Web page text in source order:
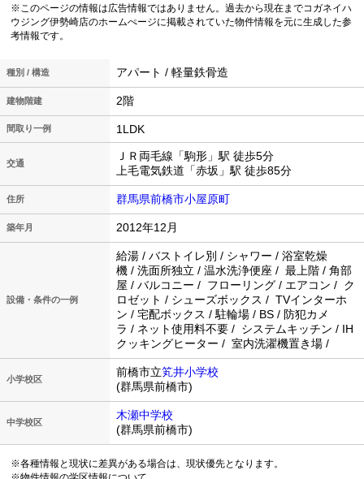
※このページの情報は広告情報ではありません。過去から現在までコガネイハ
ウジング伊勢崎店のホームぺージに掲載されていた物件情報を元に生成した参
考情報です。
種別 / 構造 アパート / 軽量鉄骨造
建物階建 2階
間取り一例 1LDK
交通
ＪＲ両毛線「駒形」駅 徒歩5分
上毛電気鉄道「赤坂」駅 徒歩85分
住所 群馬県前橋市小屋原町
築年月 2012年12月
設備・条件の一例
給湯 / バストイレ別 / シャワー / 浴室乾燥
機 / 洗面所独立 / 温水洗浄便座 / 最上階 / 角部
屋 / バルコニー / フローリング / エアコン / ク
ロゼット / シューズボックス / TVインターホ
ン / 宅配ボックス / 駐輪場 / BS / 防犯カメ
ラ / ネット使用料不要 / システムキッチン / IH
クッキングヒーター / 室内洗濯機置き場 /
小学校区
前橋市立笂井小学校
(群馬県前橋市)
中学校区
木瀬中学校
(群馬県前橋市)
※各種情報と現状に差異がある場合は、現状優先となります。